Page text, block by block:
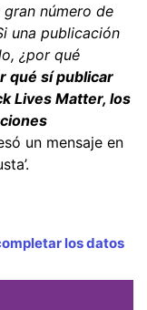
número de
una publicación
¿por qué
qué sí publicar
Lives Matter, los
un mensaje en
los datos